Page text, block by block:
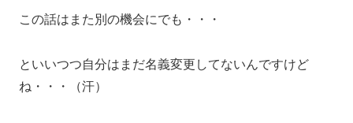
この話はまた別の機会にでも・・・
といいつつ自分はまだ名義変更してないんですけど
ね・・・（汗）